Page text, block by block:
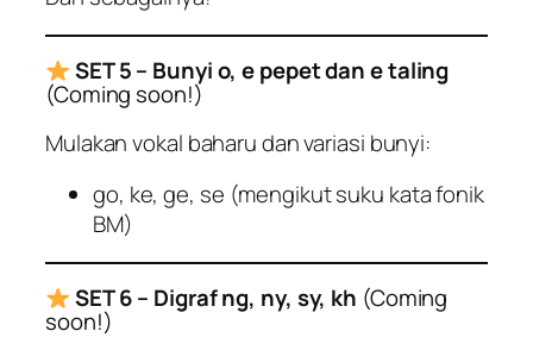
SET 5 – Bunyi o, e pepet dan e taling
(Coming soon!)
Mulakan vokal baharu dan variasi bunyi:
go, ke, ge, se (mengikut suku kata fonik
BM)
SET 6 – Digraf ng, ny, sy, kh (Coming
soon!)